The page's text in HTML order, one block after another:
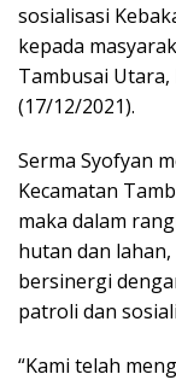
sosialisasi
kepada
Tambusai
(17/12/2021).
Serma Syofyan
Kecamatan
maka dalam
hutan dan
bersinergi
patroli dan
“Kami telah